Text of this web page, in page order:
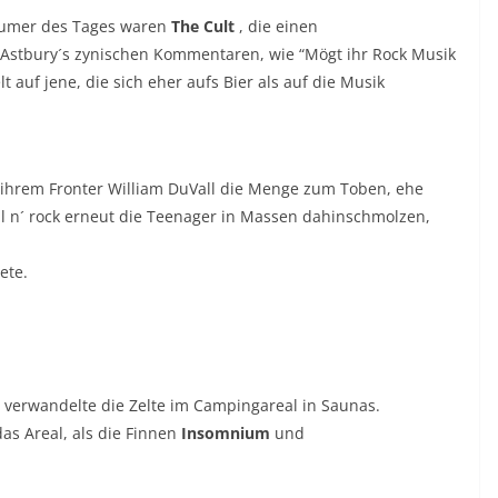
des Tages waren The Cult , die einen
zynischen Kommentaren, wie “Mögt ihr Rock Musik
auf jene, die sich eher aufs Bier als auf die Musik
Fronter William DuVall die Menge zum Toben, ehe
rock erneut die Teenager in Massen dahinschmolzen,
die Zelte im Campingareal in Saunas.
Areal, als die Finnen Insomnium und